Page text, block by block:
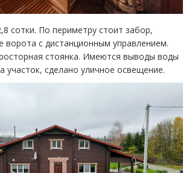
сотки. По периметру стоит забор,
ворота с дистанционным управлением.
стоянка. Имеются выводы воды
участок, сделано уличное освещение.